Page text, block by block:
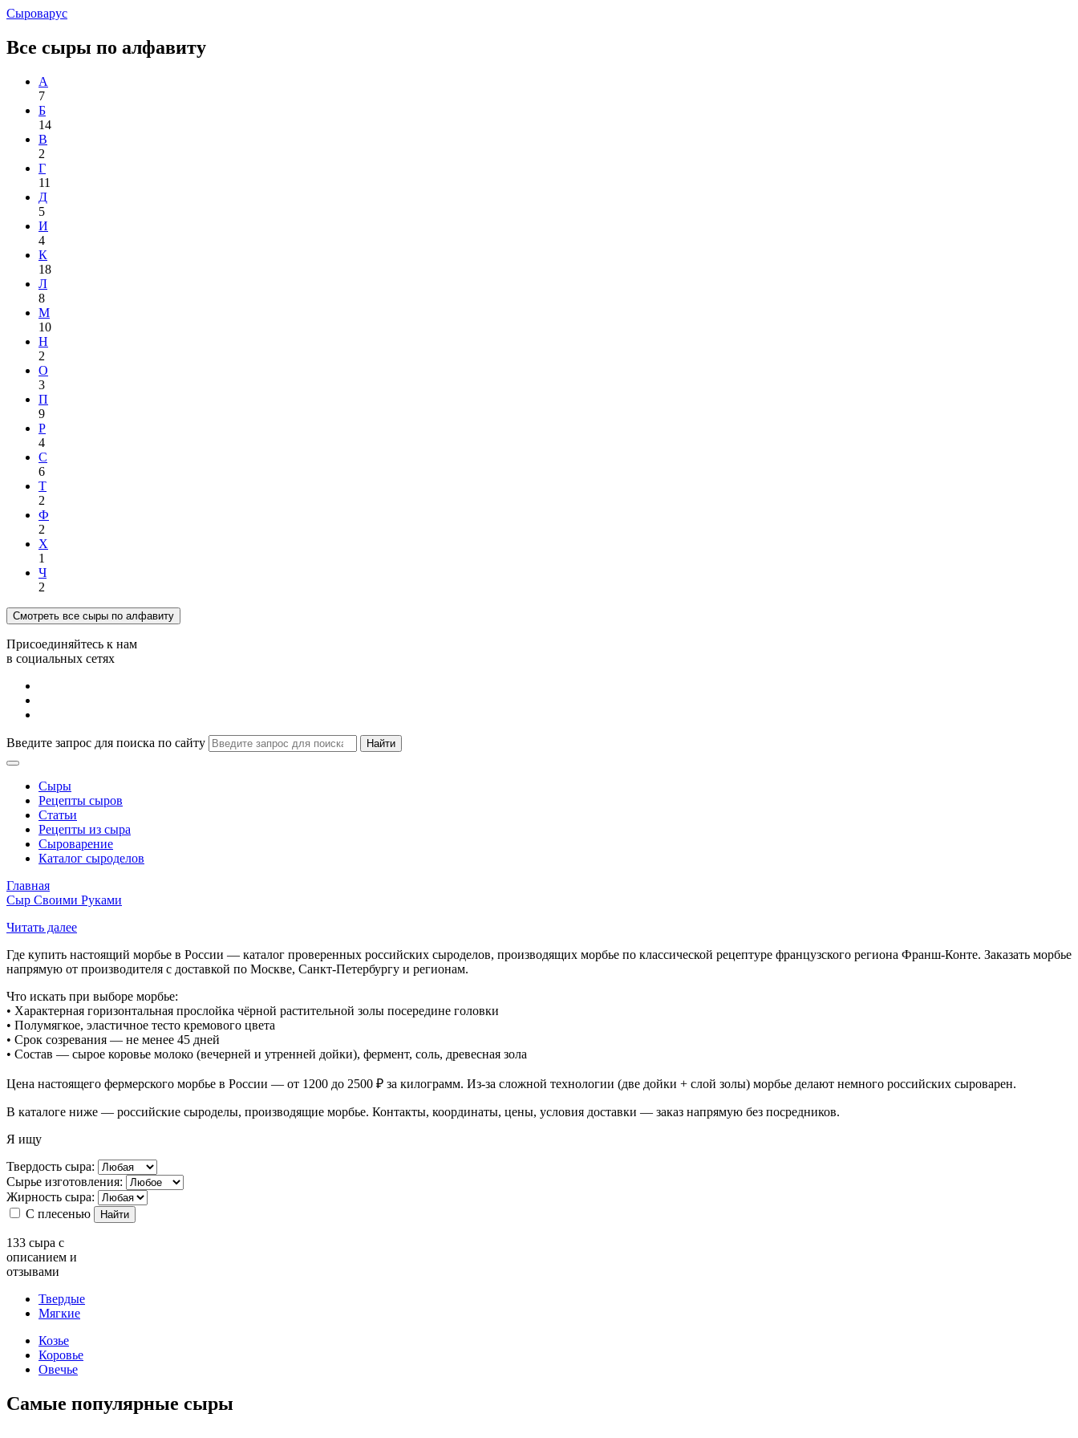
Сыроварус
Все сыры по алфавиту
А
7
Б
14
В
2
Г
11
Д
5
И
4
К
18
Л
8
М
10
Н
2
О
3
П
9
Р
4
С
6
Т
2
Ф
2
Х
1
Ч
2
Смотреть все сыры по алфавиту
Присоединяйтесь к нам
в социальных сетях
Введите запрос для поиска по сайту Найти
Сыры
Рецепты сыров
Статьи
Рецепты из сыра
Сыроварение
Каталог сыроделов
Главная
Сыр Своими Руками
Читать далее
Где купить настоящий морбье в России — каталог проверенных российских сыроделов, производящих морбье по классической рецептуре французского региона Франш-Конте. Заказать морбье
напрямую от производителя с доставкой по Москве, Санкт-Петербургу и регионам.
Что искать при выборе морбье:
• Характерная горизонтальная прослойка чёрной растительной золы посередине головки
• Полумягкое, эластичное тесто кремового цвета
• Срок созревания — не менее 45 дней
• Состав — сырое коровье молоко (вечерней и утренней дойки), фермент, соль, древесная зола
Цена настоящего фермерского морбье в России — от 1200 до 2500 ₽ за килограмм. Из-за сложной технологии (две дойки + слой золы) морбье делают немного российских сыроварен.
В каталоге ниже — российские сыроделы, производящие морбье. Контакты, координаты, цены, условия доставки — заказ напрямую без посредников.
Я ищу
Твердость сыра:
Сырье изготовления:
Жирность сыра:
С плесенью
Найти
133 сыра с
описанием и
отзывами
Твердые
Мягкие
Козье
Коровье
Овечье
Самые популярные сыры